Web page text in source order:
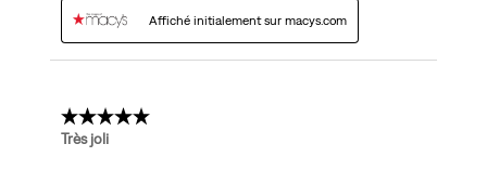
Affiché initialement sur macys.com
5 étoile(s) sur 5.
Très joli